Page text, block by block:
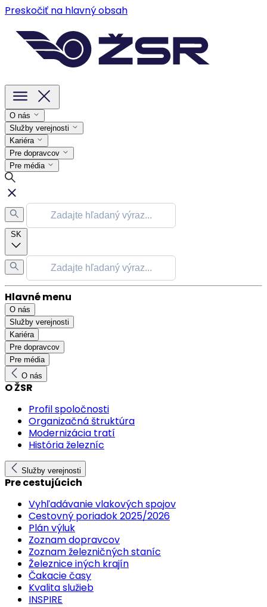
Preskočiť na hlavný obsah
O nás
Služby verejnosti
Kariéra
Pre dopravcov
Pre média
SK
Hlavné menu
O nás
Služby verejnosti
Kariéra
Pre dopravcov
Pre média
O nás
O ŽSR
Profil spoločnosti
Organizačná štruktúra
Modernizácia tratí
História železníc
Služby verejnosti
Pre cestujúcich
Vyhľadávanie vlakových spojov
Cestovný poriadok 2025/2026
Plán výluk
Zoznam dopravcov
Zoznam železničných staníc
Železnice iných krajín
Čakacie časy
Kvalita služieb
INSPIRE